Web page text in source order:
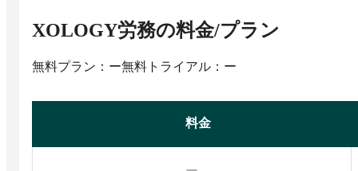
XOLOGY労務の料金/プラン
無料プラン：ー無料トライアル：ー
料金